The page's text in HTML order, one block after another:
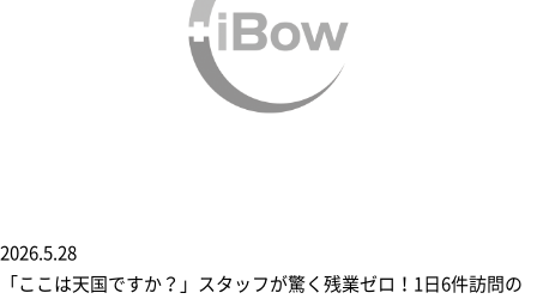
2026.5.28
「ここは天国ですか？」スタッフが驚く残業ゼロ！1日6件訪問の